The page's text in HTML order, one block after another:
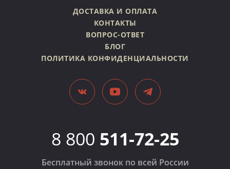
ДОСТАВКА И ОПЛАТА
КОНТАКТЫ
ВОПРОС-ОТВЕТ
БЛОГ
ПОЛИТИКА КОНФИДЕНЦИАЛЬНОСТИ
8 800 511-72-25
Бесплатный звонок по всей России